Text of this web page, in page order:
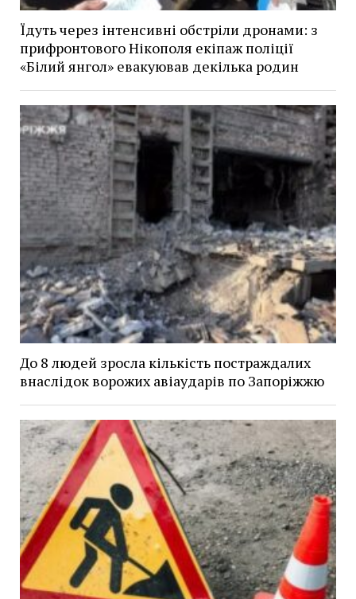
Їдуть через інтенсивні обстріли дронами: з
прифронтового Нікополя екіпаж поліції
«Білий янгол» евакуював декілька родин
До 8 людей зросла кількість постраждалих
внаслідок ворожих авіаударів по Запоріжжю